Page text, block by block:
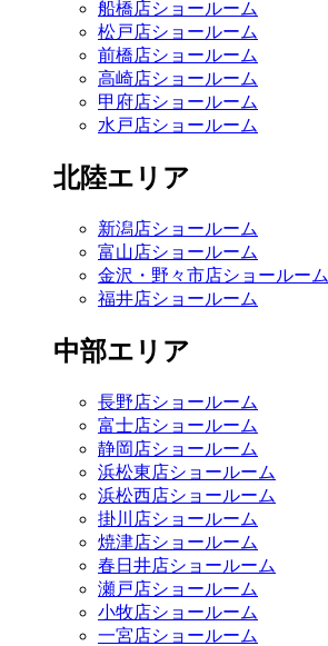
船橋店ショールーム
松戸店ショールーム
前橋店ショールーム
高崎店ショールーム
甲府店ショールーム
水戸店ショールーム
北陸エリア
新潟店ショールーム
富山店ショールーム
金沢・野々市店ショールーム
福井店ショールーム
中部エリア
長野店ショールーム
富士店ショールーム
静岡店ショールーム
浜松東店ショールーム
浜松西店ショールーム
掛川店ショールーム
焼津店ショールーム
春日井店ショールーム
瀬戸店ショールーム
小牧店ショールーム
一宮店ショールーム